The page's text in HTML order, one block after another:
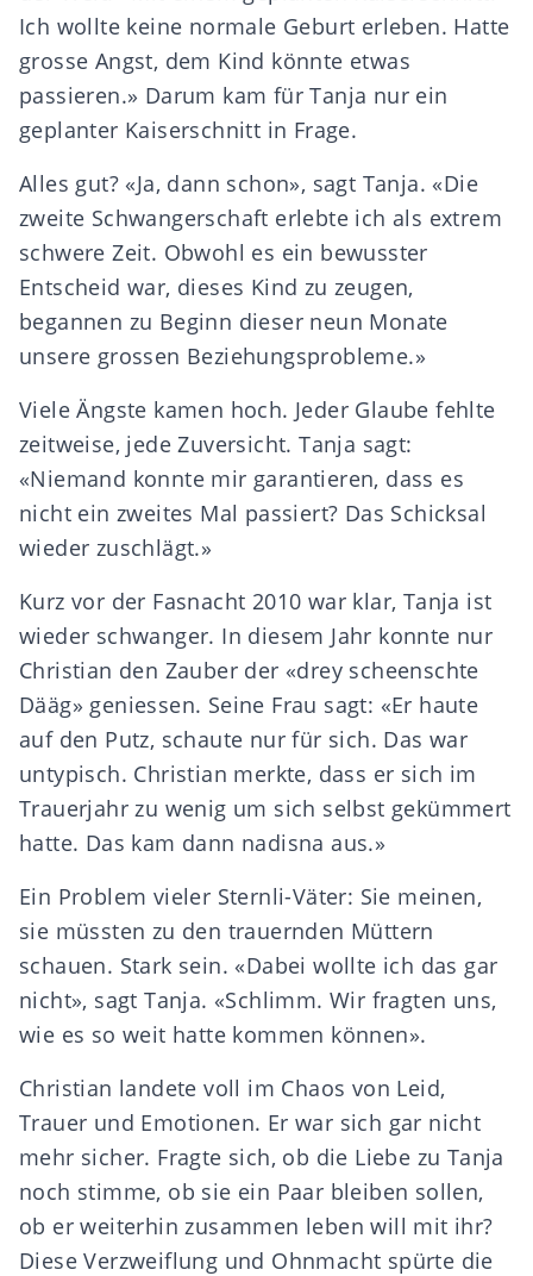
Ich wollte keine normale Geburt erleben. Hatte
grosse Angst, dem Kind könnte etwas
passieren.» Darum kam für Tanja nur ein
geplanter Kaiserschnitt in Frage.
Alles gut? «Ja, dann schon», sagt Tanja. «Die
zweite Schwangerschaft erlebte ich als extrem
schwere Zeit. Obwohl es ein bewusster
Entscheid war, dieses Kind zu zeugen,
begannen zu Beginn dieser neun Monate
unsere grossen Beziehungsprobleme.»
Viele Ängste kamen hoch. Jeder Glaube fehlte
zeitweise, jede Zuversicht. Tanja sagt:
«Niemand konnte mir garantieren, dass es
nicht ein zweites Mal passiert? Das Schicksal
wieder zuschlägt.»
Kurz vor der Fasnacht 2010 war klar, Tanja ist
wieder schwanger. In diesem Jahr konnte nur
Christian den Zauber der «drey scheenschte
Dääg» geniessen. Seine Frau sagt: «Er haute
auf den Putz, schaute nur für sich. Das war
untypisch. Christian merkte, dass er sich im
Trauerjahr zu wenig um sich selbst gekümmert
hatte. Das kam dann nadisna aus.»
Ein Problem vieler Sternli-Väter: Sie meinen,
sie müssten zu den trauernden Müttern
schauen. Stark sein. «Dabei wollte ich das gar
nicht», sagt Tanja. «Schlimm. Wir fragten uns,
wie es so weit hatte kommen können».
Christian landete voll im Chaos von Leid,
Trauer und Emotionen. Er war sich gar nicht
mehr sicher. Fragte sich, ob die Liebe zu Tanja
noch stimme, ob sie ein Paar bleiben sollen,
ob er weiterhin zusammen leben will mit ihr?
Diese Verzweiflung und Ohnmacht spürte die